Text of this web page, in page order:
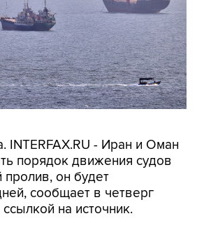
INTERFAX.RU - Иран и Оман
порядок движения судов
он будет
сообщает в четверг
на источник.